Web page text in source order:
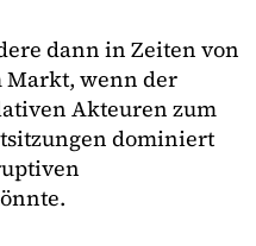
dann in Zeiten von
wenn der
Akteuren zum
dominiert